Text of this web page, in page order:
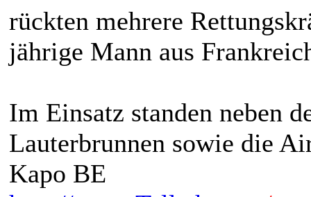
rückten mehrere
jährige Mann aus
Im Einsatz standen neben
Lauterbrunnen sowie die
Kapo BE